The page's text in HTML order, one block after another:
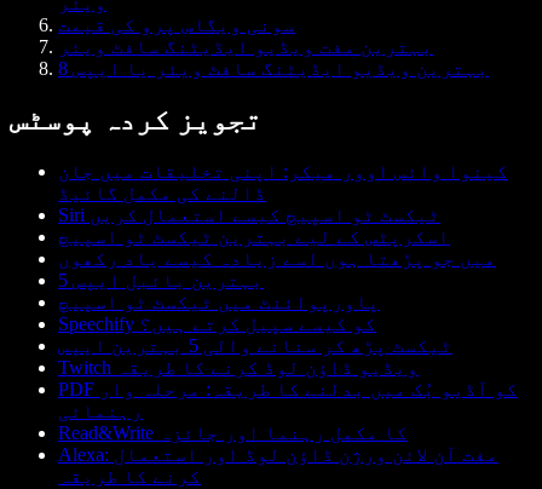
سونی ویگاس پرو کی قیمت
بہترین مفت ویڈیو ایڈیٹنگ سافٹ ویئر
8 بہترین ویڈیو ایڈیٹنگ سافٹ ویئر یا ایپس
تجویز کردہ پوسٹس
کینوا وائس اوور میکر: اپنی تخلیقات میں جان
ڈالنے کی مکمل گائیڈ
Siri ٹیکسٹ ٹو اسپیچ کیسے استعمال کریں
اسکرپٹس کے لیے بہترین ٹیکسٹ ٹو اسپیچ
میں جو پڑھتا ہوں اسے زیادہ کیسے یاد رکھوں
5 بہترین بائبل ایپس
پاورپوائنٹ میں ٹیکسٹ ٹو اسپیچ
Speechify کو کیسے سپیل کرتے ہیں؟
ٹیکسٹ پڑھ کر سنانے والی 5 بہترین ایپس
Twitch ویڈیو ڈاؤن لوڈ کرنے کا طریقہ
PDF کو آڈیو بُک میں بدلنے کا طریقہ: مرحلہ وار
رہنمائی
Read&Write کا مکمل رہنما اور جائزہ
Alexa: مفت آن لائن ورژن ڈاؤن لوڈ اور استعمال
کرنے کا طریقہ